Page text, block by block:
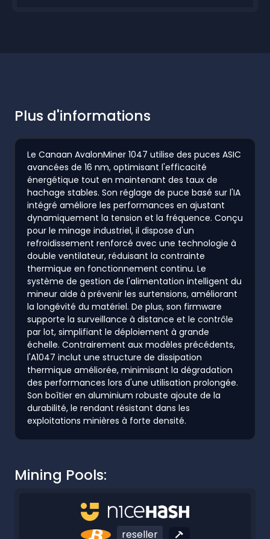
Plus d'informations
Le Canaan AvalonMiner 1047 utilise des puces ASIC
avancées de 16 nm, optimisant l'efficacité
énergétique tout en maintenant des taux de
hachage stables. Son réglage de puce basé sur l'IA
intégré améliore les performances en ajustant
dynamiquement la tension et la fréquence. Conçu
pour le minage industriel, il dispose d'un
refroidissement renforcé avec une technologie à
double ventilateur, réduisant la contrainte
thermique en fonctionnement continu. Le
système de gestion de l'alimentation intelligent du
mineur aide à prévenir les surtensions, améliorant
la longévité du matériel. De plus, son firmware
supporte la surveillance à distance et le contrôle
par lot, simplifiant le déploiement à grande
échelle. Contrairement aux modèles précédents,
l'A1047 inclut une structure de dissipation
thermique améliorée, minimisant la dégradation
des performances lors d'une utilisation prolongée.
Son boîtier en aluminium robuste ajoute de la
durabilité, le rendant résistant dans les
exploitations minières à forte densité.
Mining Pools:
reseller